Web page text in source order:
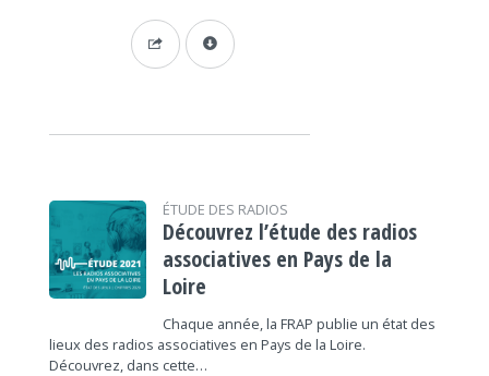
ÉTUDE DES RADIOS
Découvrez l’étude des radios
associatives en Pays de la
Loire
Chaque année, la FRAP publie un état des
lieux des radios associatives en Pays de la Loire.
Découvrez, dans cette…